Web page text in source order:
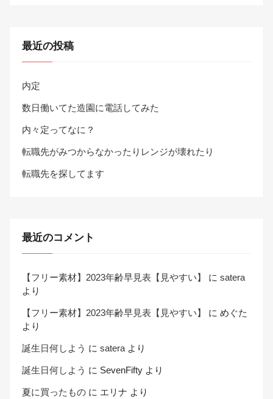
最近の投稿
内定
数日働いてた造園に電話してみた
内々定ってなに？
転職先がみつからなかったりレンジが壊れたり
転職先を探してます
最近のコメント
【フリー素材】2023年齢早見表【見やすい】 に satera
より
【フリー素材】2023年齢早見表【見やすい】 に めぐた
より
誕生日何しよう に satera より
誕生日何しよう に SevenFifty より
夏に買ったもの に エリナ より